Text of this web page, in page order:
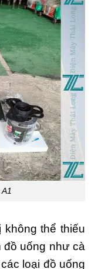
không thể thiếu
đồ uống như cà
loại đồ uống